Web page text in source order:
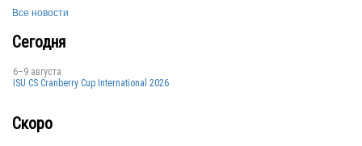
Все новости
Сегодня
6–9 августа
ISU CS Cranberry Cup International 2026
Скоро